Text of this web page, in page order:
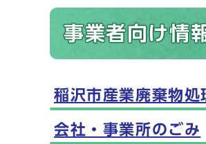
事業者向け情
メインメニュー
稲沢市産業廃棄物
会社・事業所のごみ